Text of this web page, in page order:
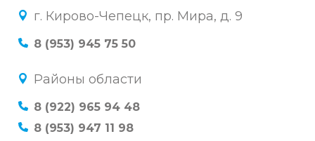
г. Кирово-Чепецк, пр. Мира, д. 9
8 (953) 945 75 50
Районы области
8 (922) 965 94 48
8 (953) 947 11 98